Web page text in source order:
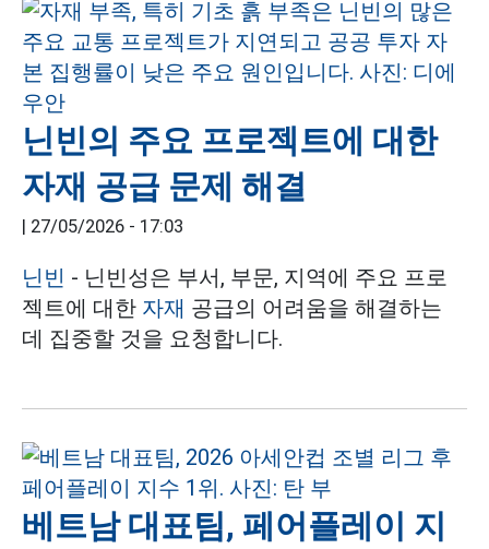
닌빈의 주요 프로젝트에 대한
자재 공급 문제 해결
| 27/05/2026 - 17:03
닌빈 - 닌빈성은 부서, 부문, 지역에 주요 프로
젝트에 대한 자재 공급의 어려움을 해결하는
데 집중할 것을 요청합니다.
베트남 대표팀, 페어플레이 지